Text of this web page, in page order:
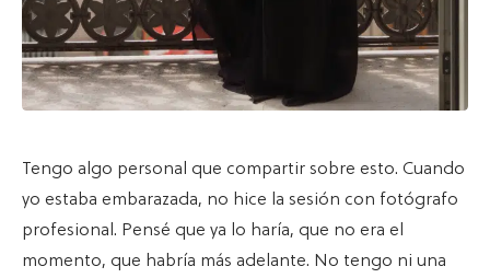
Tengo algo personal que compartir sobre esto. Cuando
yo estaba embarazada, no hice la sesión con fotógrafo
profesional. Pensé que ya lo haría, que no era el
momento, que habría más adelante. No tengo ni una